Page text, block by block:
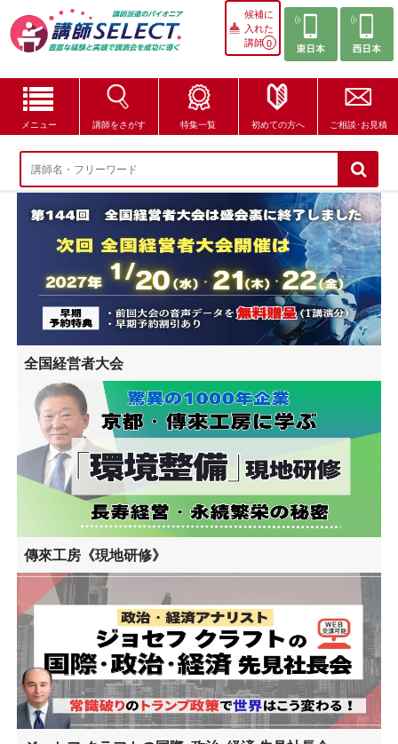
候補に
入れた
講師0
メニュー 講師をさがす 特集一覧 初めての方へ ご相談･お見積
講師をさがす
特集一覧
講師セレクトが選ばれる理由
ブログ・コラム
はじめての方へ
ご相談・お見積
全国経営者大会
傳來工房《現地研修》